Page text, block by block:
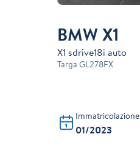
BMW X1
X1 sdrive18i auto
Targa GL278FX
Immatricolazione
01/2023